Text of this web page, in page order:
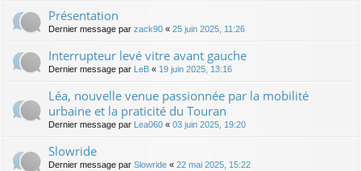
Présentation
Dernier message par zack90 « 25 juin 2025, 11:26
Interrupteur levé vitre avant gauche
Dernier message par LeB « 19 juin 2025, 13:16
Léa, nouvelle venue passionnée par la mobilité
urbaine et la praticité du Touran
Dernier message par Lea060 « 03 juin 2025, 19:20
Slowride
Dernier message par Slowride « 22 mai 2025, 15:22